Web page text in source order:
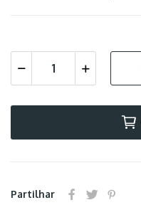
Partilhar